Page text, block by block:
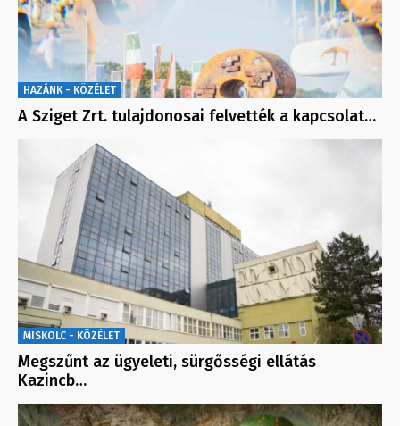
HAZÁNK - KÖZÉLET
A Sziget Zrt. tulajdonosai felvették a kapcsolat…
MISKOLC - KÖZÉLET
Megszűnt az ügyeleti, sürgősségi ellátás
Kazincb…